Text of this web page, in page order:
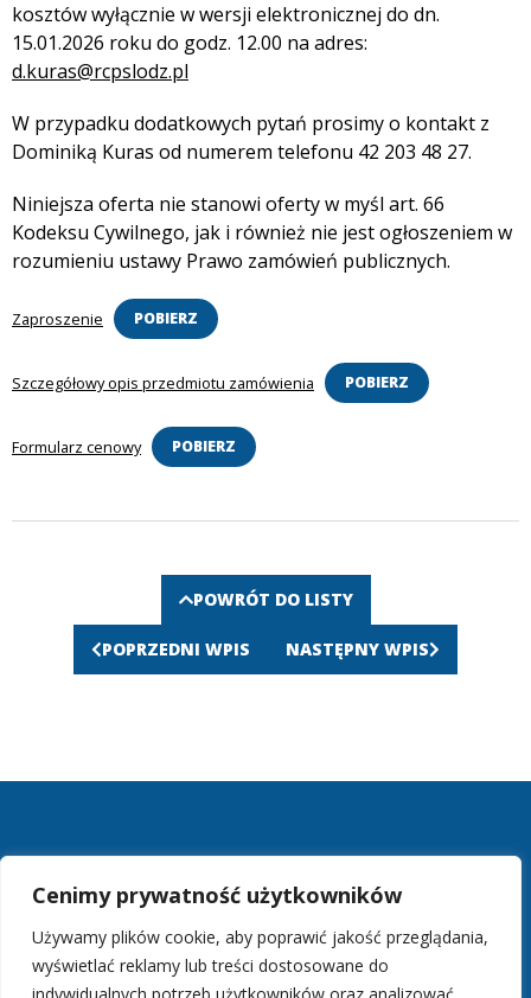
Cenimy prywatność użytkowników
Używamy plików cookie, aby poprawić jakość przeglądania,
wyświetlać reklamy lub treści dostosowane do
kosztów wyłącznie w wersji elektronicznej do dn.
15.01.2026 roku do godz. 12.00 na adres:
d.kuras@rcpslodz.pl
W przypadku dodatkowych pytań prosimy o kontakt z
Dominiką Kuras od numerem telefonu 42 203 48 27.
Niniejsza oferta nie stanowi oferty w myśl art. 66
Kodeksu Cywilnego, jak i również nie jest ogłoszeniem w
rozumieniu ustawy Prawo zamówień publicznych.
Zaproszenie POBIERZ
Szczegółowy opis przedmiotu zamówienia POBIERZ
Formularz cenowy POBIERZ
POWRÓT DO LISTY
POPRZEDNI WPIS NASTĘPNY WPIS
Instrukcja korzystania z BIP
Polityka prywatności
Redakcja
Mapa strony